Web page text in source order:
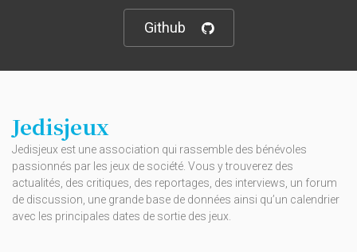
Github
Jedisjeux
Jedisjeux est une association qui rassemble des bénévoles
passionnés par les jeux de société. Vous y trouverez des
actualités, des critiques, des reportages, des interviews, un forum
de discussion, une grande base de données ainsi qu’un calendrier
avec les principales dates de sortie des jeux.